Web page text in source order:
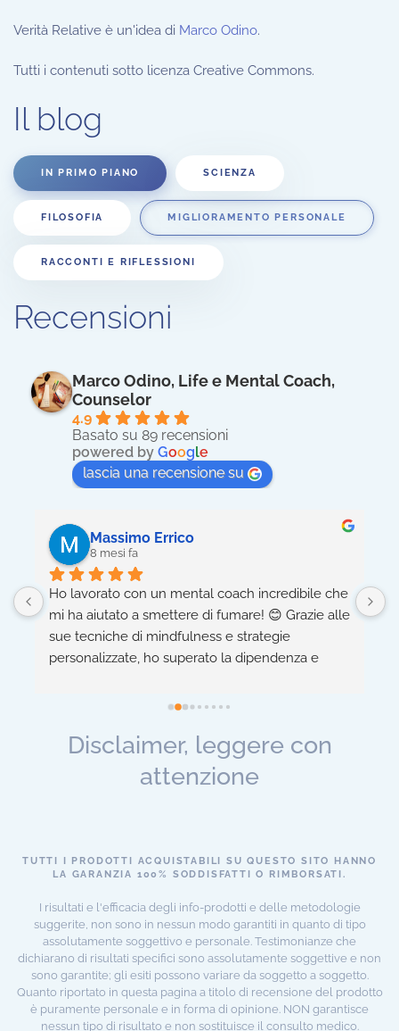
Verità Relative è un'idea di Marco Odino.
Tutti i contenuti sotto licenza Creative Commons.
Il blog
IN PRIMO PIANO SCIENZA
FILOSOFIA MIGLIORAMENTO PERSONALE
RACCONTI E RIFLESSIONI
Recensioni
Marco Odino, Life e Mental Coach,
Counselor
4.9
Basato su 89 recensioni
powered by Google
lascia una recensione su
Massimo Errico
8 mesi fa
Ho lavorato con un mental coach incredibile che
mi ha aiutato a smettere di fumare! 😊 Grazie alle
sue tecniche di mindfulness e strategie
personalizzate, ho superato la dipendenza e
Consiglio vivamente! 👍
Disclaimer, leggere con
attenzione
TUTTI I PRODOTTI ACQUISTABILI SU QUESTO SITO HANNO
LA GARANZIA 100% SODDISFATTI O RIMBORSATI.
I risultati e l'efficacia degli info-prodotti e delle metodologie
suggerite, non sono in nessun modo garantiti in quanto di tipo
assolutamente soggettivo e personale. Testimonianze che
dichiarano di risultati specifici sono assolutamente soggettive e non
sono garantite; gli esiti possono variare da soggetto a soggetto.
Quanto riportato in questa pagina a titolo di recensione del prodotto
è puramente personale e in forma di opinione. NON garantisce
nessun tipo di risultato e non sostituisce il consulto medico.